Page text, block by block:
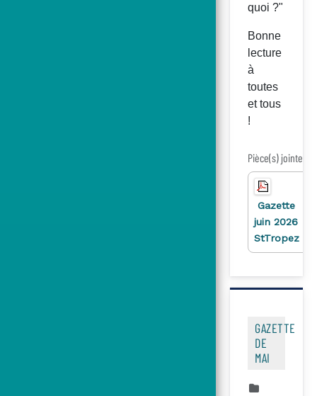
quoi ?"
Bonne
lecture
à
toutes
et tous
!
Pièce(s) jointe(s)
Gazette
juin 2026
StTropez
GAZETTE
DE
MAI